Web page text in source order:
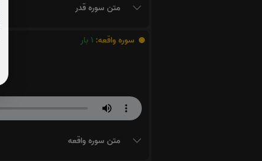
متن سوره قدر
سوره واقعه: 1 بار
متن سوره واقعه